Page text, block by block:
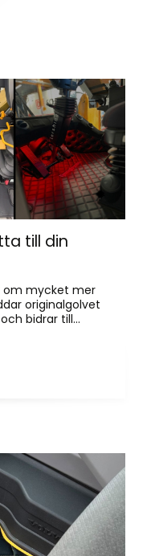
till din
om mycket mer
originalgolvet
bidrar till...